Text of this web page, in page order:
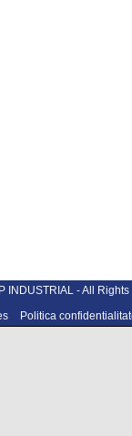
- All Rights
Politica